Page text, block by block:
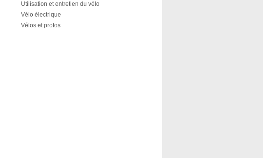
Utilisation et entretien du vélo
Vélo électrique
Vélos et protos